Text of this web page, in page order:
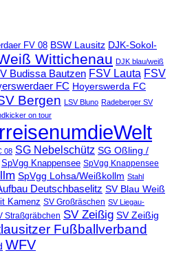
FV 08 BSW Lausitz DJK-Sokol-
Wittichenau DJK blau/weiß
Budissa Bautzen FSV Lauta FSV
FC Hoyerswerda FC
Bergen LSV Bluno Radeberger SV
on tour
08 SG Nebelschütz SG Oßling /
SpVgg Knappensee SpVgg Knappensee
SpVgg Lohsa/Weißkollm Stahl
Deutschbaselitz SV Blau Weiß
Kamenz SV Großräschen SV Liegau-
Straßgräbchen SV Zeißig SV Zeißig
Fußballverband
WFV